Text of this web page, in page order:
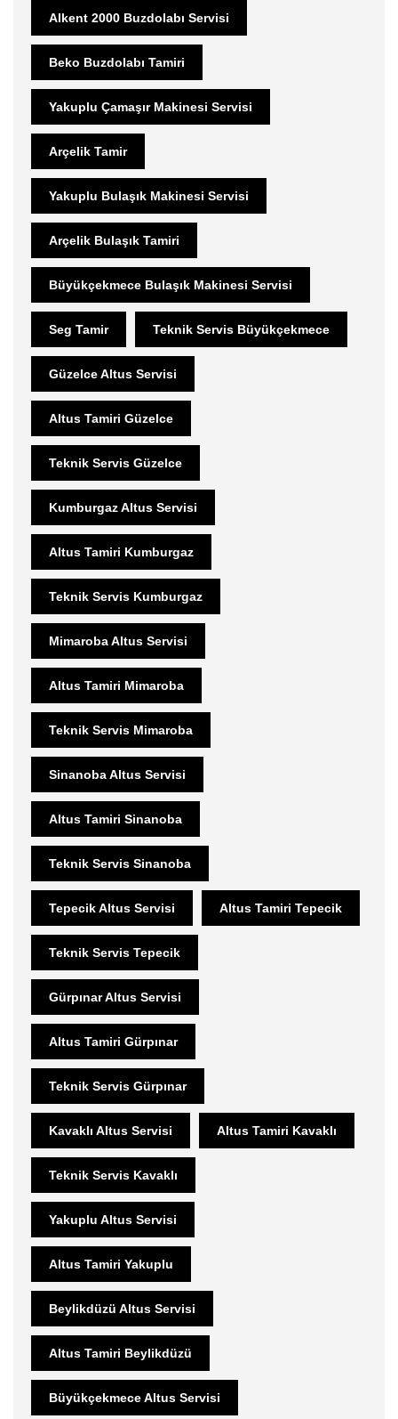
Alkent 2000 Buzdolabı Servisi
Beko Buzdolabı Tamiri
Yakuplu Çamaşır Makinesi Servisi
Arçelik Tamir
Yakuplu Bulaşık Makinesi Servisi
Arçelik Bulaşık Tamiri
Büyükçekmece Bulaşık Makinesi Servisi
Seg Tamir Teknik Servis Büyükçekmece
Güzelce Altus Servisi
Altus Tamiri Güzelce
Teknik Servis Güzelce
Kumburgaz Altus Servisi
Altus Tamiri Kumburgaz
Teknik Servis Kumburgaz
Mimaroba Altus Servisi
Altus Tamiri Mimaroba
Teknik Servis Mimaroba
Sinanoba Altus Servisi
Altus Tamiri Sinanoba
Teknik Servis Sinanoba
Tepecik Altus Servisi Altus Tamiri Tepecik
Teknik Servis Tepecik
Gürpınar Altus Servisi
Altus Tamiri Gürpınar
Teknik Servis Gürpınar
Kavaklı Altus Servisi Altus Tamiri Kavaklı
Teknik Servis Kavaklı
Yakuplu Altus Servisi
Altus Tamiri Yakuplu
Beylikdüzü Altus Servisi
Altus Tamiri Beylikdüzü
Büyükçekmece Altus Servisi